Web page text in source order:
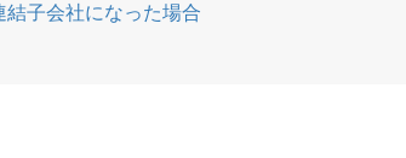
子会社になった場合